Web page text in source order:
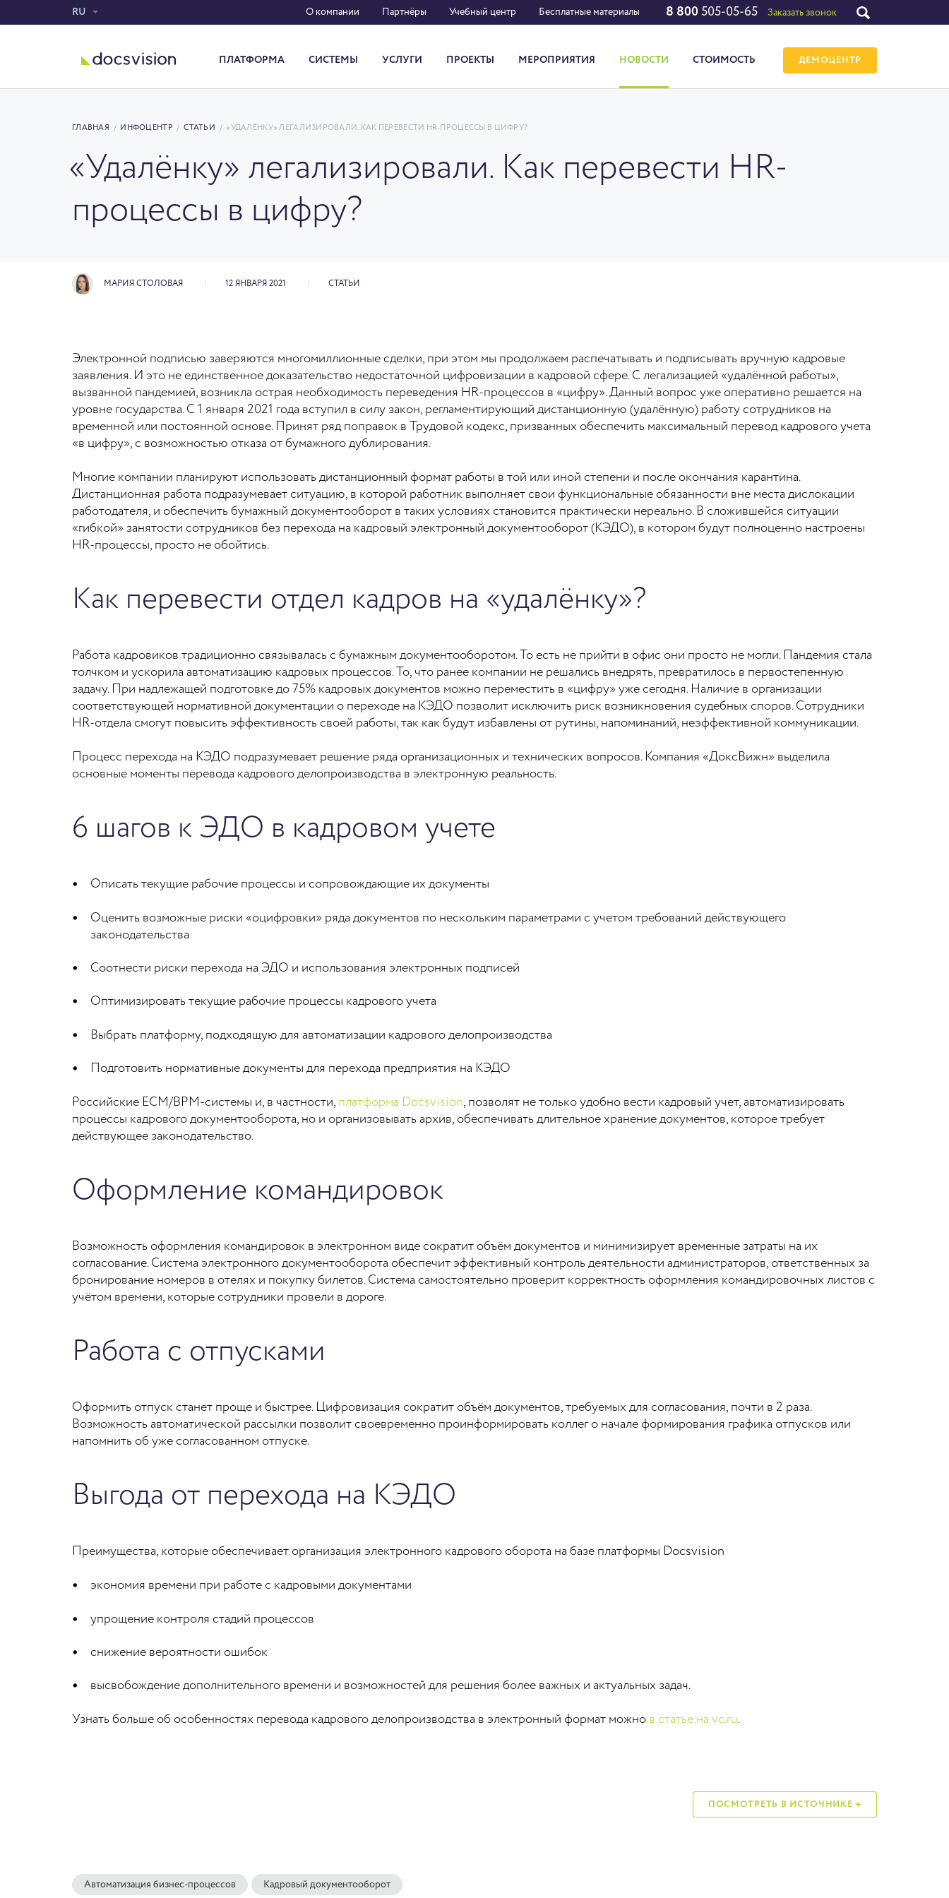
RU О компании Партнёры Учебный центр Бесплатные материалы 8 800 505-05-65 Заказать звонок
ПЛАТФОРМА СИСТЕМЫ УСЛУГИ ПРОЕКТЫ МЕРОПРИЯТИЯ НОВОСТИ СТОИМОСТЬ ДЕМОЦЕНТР
ГЛАВНАЯ / ИНФОЦЕНТР / СТАТЬИ / «УДАЛЁНКУ» ЛЕГАЛИЗИРОВАЛИ. КАК ПЕРЕВЕСТИ HR-ПРОЦЕССЫ В ЦИФРУ?
«Удалёнку» легализировали. Как перевести HR-
процессы в цифру?
МАРИЯ СТОЛОВАЯ 12 ЯНВАРЯ 2021 СТАТЬИ
Электронной подписью заверяются многомиллионные сделки, при этом мы продолжаем распечатывать и подписывать вручную кадровые
заявления. И это не единственное доказательство недостаточной цифровизации в кадровой сфере. С легализацией «удалённой работы»,
вызванной пандемией, возникла острая необходимость переведения HR-процессов в «цифру». Данный вопрос уже оперативно решается на
уровне государства. С 1 января 2021 года вступил в силу закон, регламентирующий дистанционную (удалённую) работу сотрудников на
временной или постоянной основе. Принят ряд поправок в Трудовой кодекс, призванных обеспечить максимальный перевод кадрового учета
«в цифру», с возможностью отказа от бумажного дублирования.
Многие компании планируют использовать дистанционный формат работы в той или иной степени и после окончания карантина.
Дистанционная работа подразумевает ситуацию, в которой работник выполняет свои функциональные обязанности вне места дислокации
работодателя, и обеспечить бумажный документооборот в таких условиях становится практически нереально. В сложившейся ситуации
«гибкой» занятости сотрудников без перехода на кадровый электронный документооборот (КЭДО), в котором будут полноценно настроены
HR-процессы, просто не обойтись.
Как перевести отдел кадров на «удалёнку»?
Работа кадровиков традиционно связывалась с бумажным документооборотом. То есть не прийти в офис они просто не могли. Пандемия стала
толчком и ускорила автоматизацию кадровых процессов. То, что ранее компании не решались внедрять, превратилось в первостепенную
задачу. При надлежащей подготовке до 75% кадровых документов можно переместить в «цифру» уже сегодня. Наличие в организации
соответствующей нормативной документации о переходе на КЭДО позволит исключить риск возникновения судебных споров. Сотрудники
HR-отдела смогут повысить эффективность своей работы, так как будут избавлены от рутины, напоминаний, неэффективной коммуникации.
Процесс перехода на КЭДО подразумевает решение ряда организационных и технических вопросов. Компания «ДоксВижн» выделила
основные моменты перевода кадрового делопроизводства в электронную реальность.
6 шагов к ЭДО в кадровом учете
Описать текущие рабочие процессы и сопровождающие их документы
Оценить возможные риски «оцифровки» ряда документов по нескольким параметрами с учетом требований действующего
законодательства
Соотнести риски перехода на ЭДО и использования электронных подписей
Оптимизировать текущие рабочие процессы кадрового учета
Выбрать платформу, подходящую для автоматизации кадрового делопроизводства
Подготовить нормативные документы для перехода предприятия на КЭДО
Российские ECM/BPM-системы и, в частности, платформа Docsvision, позволят не только удобно вести кадровый учет, автоматизировать
процессы кадрового документооборота, но и организовывать архив, обеспечивать длительное хранение документов, которое требует
действующее законодательство.
Оформление командировок
Возможность оформления командировок в электронном виде сократит объём документов и минимизирует временные затраты на их
согласование. Система электронного документооборота обеспечит эффективный контроль деятельности администраторов, ответственных за
бронирование номеров в отелях и покупку билетов. Система самостоятельно проверит корректность оформления командировочных листов с
учётом времени, которые сотрудники провели в дороге.
Работа с отпусками
Оформить отпуск станет проще и быстрее. Цифровизация сократит объём документов, требуемых для согласования, почти в 2 раза.
Возможность автоматической рассылки позволит своевременно проинформировать коллег о начале формирования графика отпусков или
напомнить об уже согласованном отпуске.
Выгода от перехода на КЭДО
Преимущества, которые обеспечивает организация электронного кадрового оборота на базе платформы Docsvision
экономия времени при работе с кадровыми документами
упрощение контроля стадий процессов
снижение вероятности ошибок
высвобождение дополнительного времени и возможностей для решения более важных и актуальных задач.
Узнать больше об особенностях перевода кадрового делопроизводства в электронный формат можно в статье на vc.ru.
ПОСМОТРЕТЬ В ИСТОЧНИКЕ →
Автоматизация бизнес-процессов Кадровый документооборот